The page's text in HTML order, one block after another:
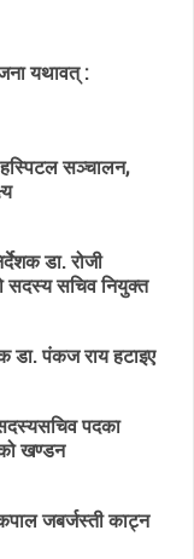
यथावत् :
हस्पिटल सञ्चालन,
डा. रोजी
सदस्य सचिव नियुक्त
डा. पंकज राय हटाइए
पदका
खण्डन
जबर्जस्ती काट्न